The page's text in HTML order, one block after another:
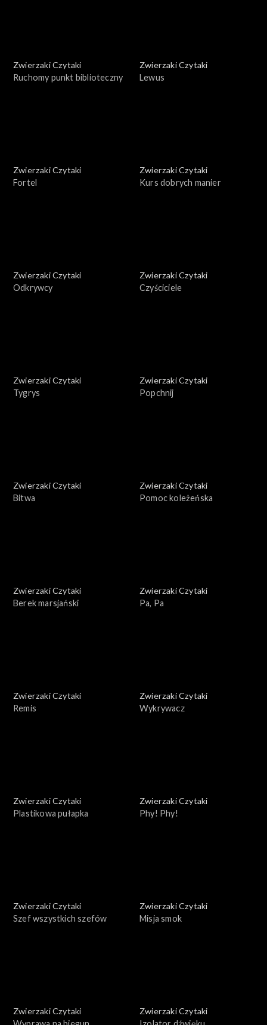
Zwierzaki Czytaki
Ruchomy punkt biblioteczny
Zwierzaki Czytaki
Lewus
Zwierzaki Czytaki
Fortel
Zwierzaki Czytaki
Kurs dobrych manier
Zwierzaki Czytaki
Odkrywcy
Zwierzaki Czytaki
Czyściciele
Zwierzaki Czytaki
Tygrys
Zwierzaki Czytaki
Popchnij
Zwierzaki Czytaki
Bitwa
Zwierzaki Czytaki
Pomoc koleżeńska
Zwierzaki Czytaki
Berek marsjański
Zwierzaki Czytaki
Pa, Pa
Zwierzaki Czytaki
Remis
Zwierzaki Czytaki
Wykrywacz
Zwierzaki Czytaki
Plastikowa pułapka
Zwierzaki Czytaki
Phy! Phy!
Zwierzaki Czytaki
Szef wszystkich szefów
Zwierzaki Czytaki
Misja smok
Zwierzaki Czytaki
Zwierzaki Czytaki